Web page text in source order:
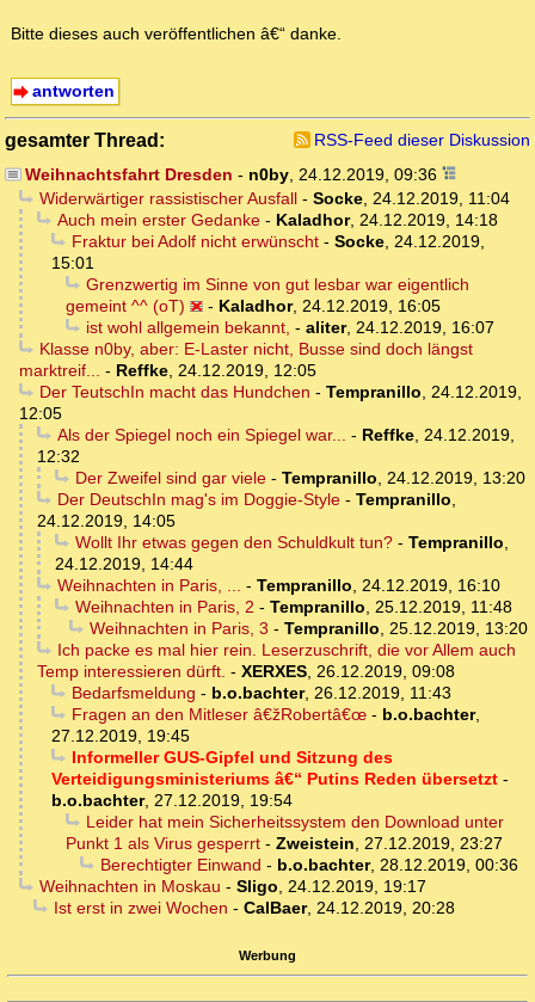
Bitte dieses auch veröffentlichen â€“ danke.
antworten
gesamter Thread:
RSS-Feed dieser Diskussion
Weihnachtsfahrt Dresden - n0by, 24.12.2019, 09:36
Widerwärtiger rassistischer Ausfall- Socke, 24.12.2019, 11:04
Auch mein erster Gedanke- Kaladhor, 24.12.2019, 14:18
Fraktur bei Adolf nicht erwünscht- Socke, 24.12.2019,
15:01
Grenzwertig im Sinne von gut lesbar war eigentlich
gemeint ^^ (oT)
- Kaladhor, 24.12.2019, 16:05
ist wohl allgemein bekannt, - aliter, 24.12.2019, 16:07
Klasse n0by, aber: E-Laster nicht, Busse sind doch längst
marktreif... - Reffke, 24.12.2019, 12:05
Der TeutschIn macht das Hundchen - Tempranillo, 24.12.2019,
12:05
Als der Spiegel noch ein Spiegel war... - Reffke, 24.12.2019,
12:32
Der Zweifel sind gar viele- Tempranillo, 24.12.2019, 13:20
Der DeutschIn mag's im Doggie-Style- Tempranillo,
24.12.2019, 14:05
Wollt Ihr etwas gegen den Schuldkult tun?- Tempranillo,
24.12.2019, 14:44
Weihnachten in Paris, ... - Tempranillo, 24.12.2019, 16:10
Weihnachten in Paris, 2 - Tempranillo, 25.12.2019, 11:48
Weihnachten in Paris, 3 - Tempranillo, 25.12.2019, 13:20
Ich packe es mal hier rein. Leserzuschrift, die vor Allem auch
Temp interessieren dürft. - XERXES, 26.12.2019, 09:08
Bedarfsmeldung - b.o.bachter, 26.12.2019, 11:43
Fragen an den Mitleser â€žRobertâ€œ- b.o.bachter,
27.12.2019, 19:45
Informeller GUS-Gipfel und Sitzung des
Verteidigungsministeriums â€“ Putins Reden übersetzt -
b.o.bachter, 27.12.2019, 19:54
Leider hat mein Sicherheitssystem den Download unter
Punkt 1 als Virus gesperrt - Zweistein, 27.12.2019, 23:27
Berechtigter Einwand - b.o.bachter, 28.12.2019, 00:36
Weihnachten in Moskau - Sligo, 24.12.2019, 19:17
Ist erst in zwei Wochen - CalBaer, 24.12.2019, 20:28
Werbung